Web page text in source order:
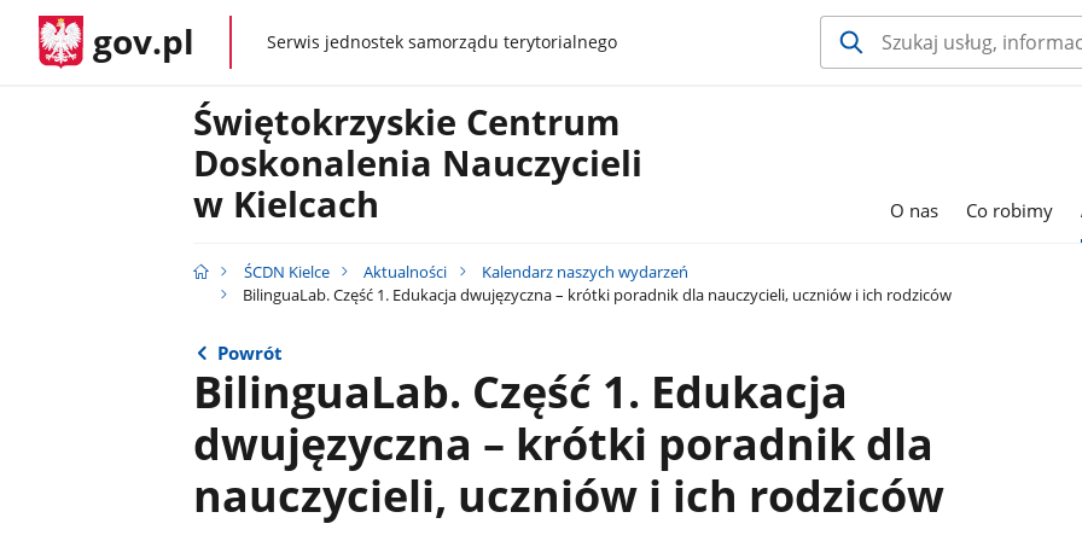
gov.pl gov.plSerwis jednostek samorządu terytorialnego
Świętokrzyskie Centrum
Doskonalenia Nauczycieli
w Kielcach
O nas Co robimy
ŚCDN Kielce Aktualności
Kalendarz naszych wydarzeń
BilinguaLab. Część 1. Edukacja dwujęzyczna – krótki poradnik dla nauczycieli, uczniów i ich rodziców
Powrót
BilinguaLab. Część 1. Edukacja
dwujęzyczna – krótki poradnik dla
nauczycieli, uczniów i ich rodziców